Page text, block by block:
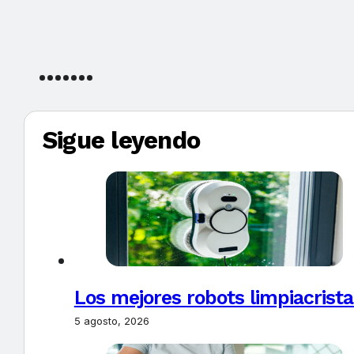
Sigue leyendo
Los mejores robots
5 agosto, 2026